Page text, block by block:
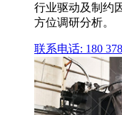
行业驱动及制约
方位调研分析。
联系电话: 180